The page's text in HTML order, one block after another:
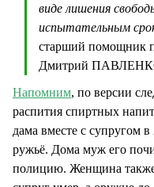
виде лишения
испытательным
старший помощник
Дмитрий
Напомним, по версии
распития спиртных
дама вместе с супругом
ружьё. Дома муж его
полицию. Женщина также